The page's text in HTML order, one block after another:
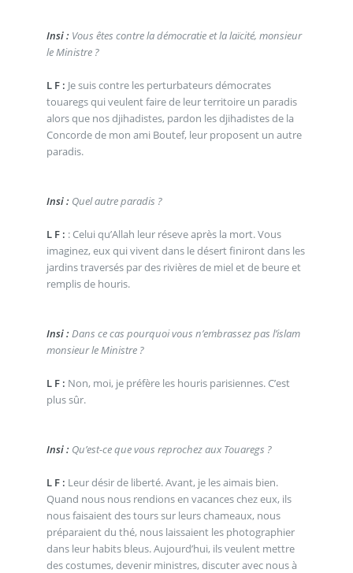
Insi : Vous êtes contre la démocratie et la laïcité, monsieur
le Ministre ?
L F : Je suis contre les perturbateurs démocrates
touaregs qui veulent faire de leur territoire un paradis
alors que nos djihadistes, pardon les djihadistes de la
Concorde de mon ami Boutef, leur proposent un autre
paradis.
Insi : Quel autre paradis ?
L F : : Celui qu’Allah leur réseve après la mort. Vous
imaginez, eux qui vivent dans le désert finiront dans les
jardins traversés par des rivières de miel et de beure et
remplis de houris.
Insi : Dans ce cas pourquoi vous n’embrassez pas l’islam
monsieur le Ministre ?
L F : Non, moi, je préfère les houris parisiennes. C’est
plus sûr.
Insi : Qu’est-ce que vous reprochez aux Touaregs ?
L F : Leur désir de liberté. Avant, je les aimais bien.
Quand nous nous rendions en vacances chez eux, ils
nous faisaient des tours sur leurs chameaux, nous
préparaient du thé, nous laissaient les photographier
dans leur habits bleus. Aujourd’hui, ils veulent mettre
des costumes, devenir ministres, discuter avec nous à